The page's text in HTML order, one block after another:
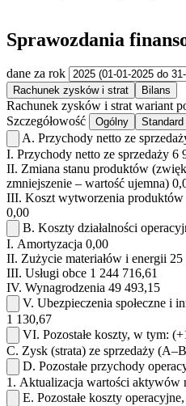
Sprawozdania
dane za rok
Rachunek zysków i strat Bilans
Rachunek zysków i strat wariant
Szczegółowość
Ogólny Standard
A. Przychody netto ze
I. Przychody netto ze sprzedaży 6
II. Zmiana stanu produktów
zmniejszenie – wartość ujemna)
III. Koszt wytworzenia produktów
0,00
B. Koszty działalności
I. Amortyzacja 0,00
II. Zużycie materiałów i energii 25
III. Usługi obce 1 244 716,61
IV. Wynagrodzenia 49 493,15
V. Ubezpieczenia społeczne i
1 130,67
VI. Pozostałe koszty, w tym:
C. Zysk (strata) ze sprzedaży
D. Pozostałe przychody
1. Aktualizacja wartości aktywów
E. Pozostałe koszty